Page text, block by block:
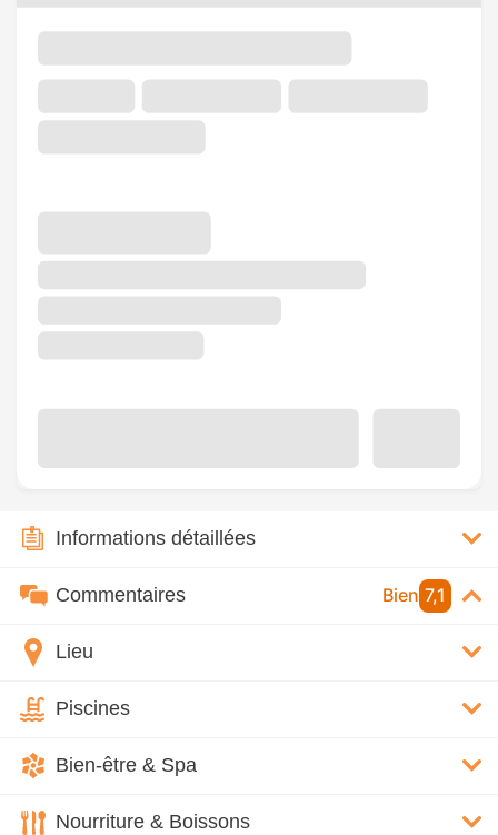
Informations détaillées
Commentaires Bien 7,1
Lieu
Piscines
Bien-être & Spa
Nourriture & Boissons